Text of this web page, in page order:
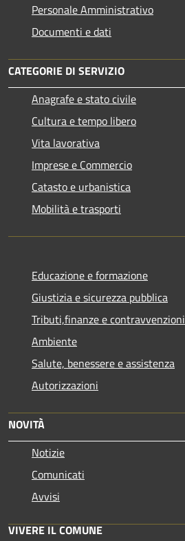
Personale Amministrativo
Documenti e dati
CATEGORIE DI SERVIZIO
Anagrafe e stato civile
Cultura e tempo libero
Vita lavorativa
Imprese e Commercio
Catasto e urbanistica
Mobilità e trasporti
Educazione e formazione
Giustizia e sicurezza pubblica
Tributi,finanze e contravvenzioni
Ambiente
Salute, benessere e assistenza
Autorizzazioni
NOVITÀ
Notizie
Comunicati
Avvisi
VIVERE IL COMUNE